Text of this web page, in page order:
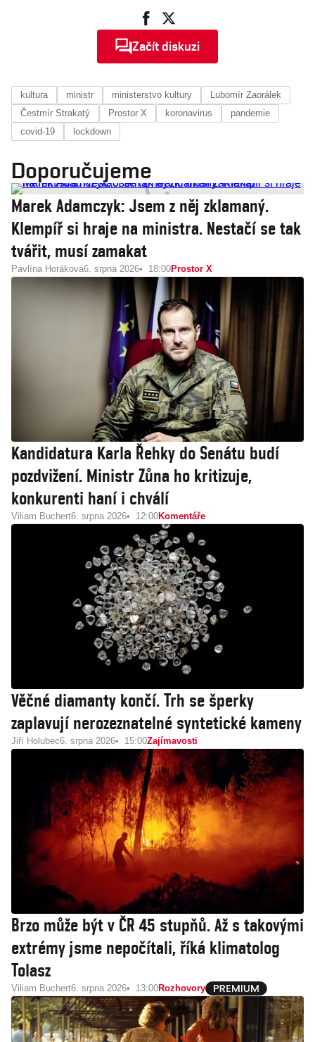
Začít diskuzi
kultura ministr ministerstvo kultury
Lubomír Zaorálek
Čestmír Strakatý
Prostor X koronavirus
pandemie
covid-19
lockdown
Doporučujeme
Marek Adamczyk: Jsem z něj zklamaný.
Klempíř si hraje na ministra. Nestačí se tak
tvářit, musí zamakat
Pavlína Horáková6. srpna 2026 18:00Prostor X
Kandidatura Karla Řehky do Senátu budí
pozdvižení. Ministr Zůna ho kritizuje,
konkurenti haní i chválí
Viliam Buchert6. srpna 2026 12:00Komentáře
Věčné diamanty končí. Trh se šperky
zaplavují nerozeznatelné syntetické kameny
Jiří Holubec6. srpna 2026 15:00Zajímavosti
Brzo může být v ČR 45 stupňů. Až s takovými
extrémy jsme nepočítali, říká klimatolog
Tolasz
Viliam Buchert6. srpna 2026 13:00Rozhovory